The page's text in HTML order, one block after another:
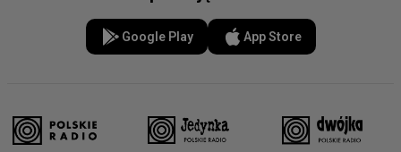
Google Play App Store